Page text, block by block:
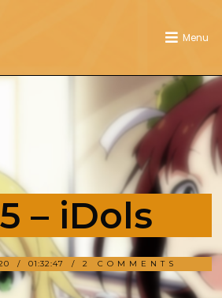
Menu
– iDols
01:32:47 2 COMMENTS